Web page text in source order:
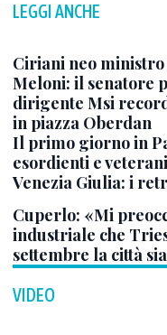
LEGGI ANCHE
Ciriani neo
Meloni: il senatore
dirigente Msi
in piazza Oberdan
Il primo giorno in
esordienti e
Venezia Giulia: i
Cuperlo: «Mi
industriale che
settembre la città
VIDEO